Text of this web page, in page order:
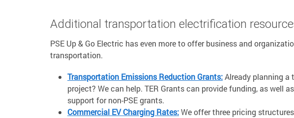
Additional transportation electrification
PSE Up & Go Electric has even more to offer business and
transportation.
Transportation Emissions Reduction Grants:Already planning
project? We can help. TER Grants can provide funding, as well
support for non-PSE grants.
Commercial EV Charging Rates:We offer three pricing